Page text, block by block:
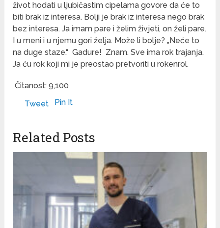
život hodati u ljubičastim cipelama govore da će to
biti brak iz interesa. Bolji je brak iz interesa nego brak
bez interesa. Ja imam pare i želim živjeti, on želi pare.
I u meni i u njemu gori želja. Može li bolje? „Neće to
na duge staze.“ Gadure! Znam. Sve ima rok trajanja.
Ja ću rok koji mi je preostao pretvoriti u rokenrol.
Čitanost: 9,100
Tweet
Pin It
Related Posts